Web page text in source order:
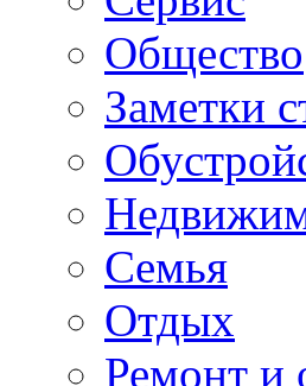
Общество
Заметки
Семья
Отдых
Ремонт и